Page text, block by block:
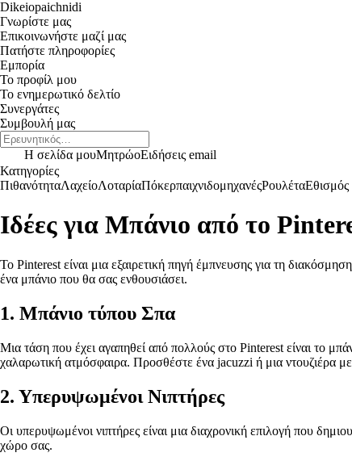
Dikeiopaichnidi
Γνωρίστε μας
Επικοινωνήστε μαζί μας
Πατήστε πληροφορίες
Εμπορία
Το προφίλ μου
Το ενημερωτικό δελτίο
Συνεργάτες
Συμβουλή μας
Η σελίδα μουΜητρώοΕιδήσεις email
Κατηγορίες
ΠιθανότηταΛαχείοΛοταρίαΠόκερπαιχνιδομηχανέςΡουλέταΕθισμός
Ιδέες για Μπάνιο από το
Το Pinterest είναι μια εξαιρετική πηγή έμπνευσης για τη
ένα μπάνιο που θα σας ενθουσιάσει.
1. Μπάνιο τύπου Σπα
Μια τάση που έχει αγαπηθεί από πολλούς στο Pinterest είναι το
χαλαρωτική ατμόσφαιρα. Προσθέστε ένα jacuzzi ή μια ντουζιέρα
2. Υπερυψωμένοι Νιπτήρες
Οι υπερυψωμένοι νιπτήρες είναι μια διαχρονική επιλογή που
χώρο σας.